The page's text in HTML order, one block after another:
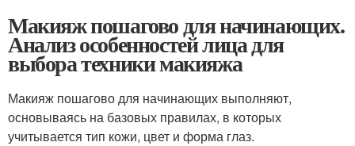
Макияж пошагово для начинающих.
Анализ особенностей лица для
выбора техники макияжа
Макияж пошагово для начинающих выполняют,
основываясь на базовых правилах, в которых
учитывается тип кожи, цвет и форма глаз.